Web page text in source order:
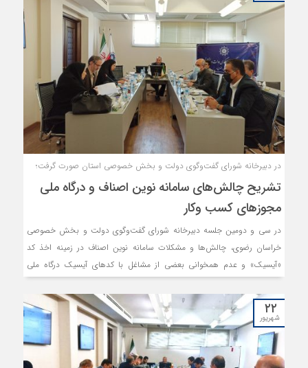
مطرح شدند و مصوباتی را اخذ نمودند.
در دبیرخانه شورای گفت‌وگوی دولت و بخش خصوصی استان صورت گرفت؛
تشریح چالش‌های سامانه نوین اصناف و درگاه ملی
مجوزهای کسب وکار
در سی و دومین جلسه دبیرخانه شورای گفت‌وگوی دولت و بخش خصوصی
خراسان رضوی، چالش‌ها‌ و مشکلات سامانه نوین اصناف در زمینه اخذ کد
«آیسیک» و عدم همخوانی بعضی از مشاغل با کدهای آیسیک درگاه ملی
مجوزهای کسب‌وکار و بعضا کدهای آیسیک متفاوت در رسته‌های شغلی با
ماهیت مشابه مورد بحث و بررسی قرار گرفت. همچنین، موضوع لزوم
تخصیص آب به کشتارگاه‌ها و کارخانجات دام و طیور استان مطرح گردید.
۲۲
شهریور